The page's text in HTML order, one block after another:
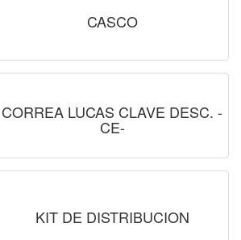
CASCO
CORREA LUCAS CLAVE DESC. -
CE-
KIT DE DISTRIBUCION